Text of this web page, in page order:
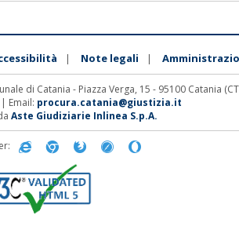
| Note legali |
di Catania - Piazza Verga, 15 - 95100 Catania
Email: procura.catania@giustizia.it
Aste Giudiziarie Inlinea S.p.A.